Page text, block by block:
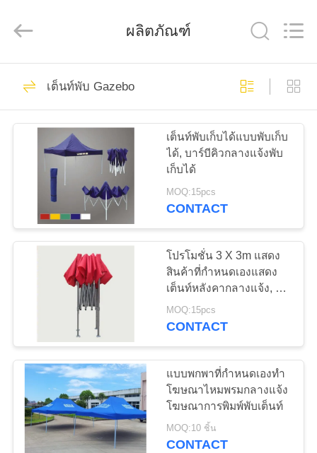
บ้าน
ผลิตภัณฑ์
โรงงาน
ควบคุม
คุณภาพ
Enterprise
Management
All
Reserved.
เต็นท์ผ้าใบกลางแจ้ง
เต็นท์งานเลี้ยงกลาง
แจ้ง
30
ผ้าใบเต็นท์
27
ผลิตภัณฑ์
เต็นท์พับ Gazebo
เต็นท์พับเก็บได้แบบพับเก็บ
ได้, บาร์บีคิวกลางแจ้งพับ
เก็บได้
MOQ:15pcs
CONTACT
โปรโมชั่น 3 X 3m แสดง
สินค้าที่กำหนดเองแสดง
เต็นท์หลังคากลางแจ้ง, อลู
มิเนียมพับเต็นท์
MOQ:15pcs
CONTACT
แบบพกพาที่กำหนดเองทำ
โฆษณาไหมพรมกลางแจ้ง
โฆษณาการพิมพ์พับเต็นท์
MOQ:10 ชิ้น
CONTACT